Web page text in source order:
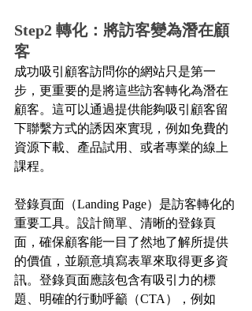
Step2 轉化：將訪客變為潛在顧
客
成功吸引顧客訪問你的網站只是第一
步，更重要的是將這些訪客轉化為潛在
顧客。這可以通過提供能夠吸引顧客留
下聯繫方式的誘因來實現，例如免費的
資源下載、產品試用、或者專業的線上
課程。
登錄頁面（Landing Page）是訪客轉化的
重要工具。設計簡單、清晰的登錄頁
面，確保顧客能一目了然地了解所提供
的價值，並願意填寫表單來取得更多資
訊。登錄頁面應該包含有吸引力的標
題、明確的行動呼籲（CTA），例如